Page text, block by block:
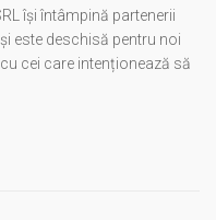
își întâmpină partenerii
este deschisă pentru noi
cei care intenționează să